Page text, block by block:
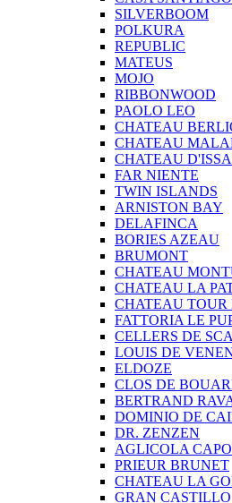
SILVERBOOM
POLKURA
REPUBLIC
MATEUS
MOJO
RIBBONWOOD
PAOLO LEO
CHATEAU
CHATEAU
CHATEAU
FAR NIENTE
TWIN ISLANDS
ARNISTON BAY
DELAFINCA
BORIES AZEAU
BRUMONT
CHATEAU
CHATEAU LA
CHATEAU
FATTORIA LE
CELLERS DE
LOUIS DE
ELDOZE
CLOS DE
BERTRAND
DOMINIO DE
DR. ZENZEN
AGLICOLA
PRIEUR BRUNET
CHATEAU LA
GRAN CASTILLO